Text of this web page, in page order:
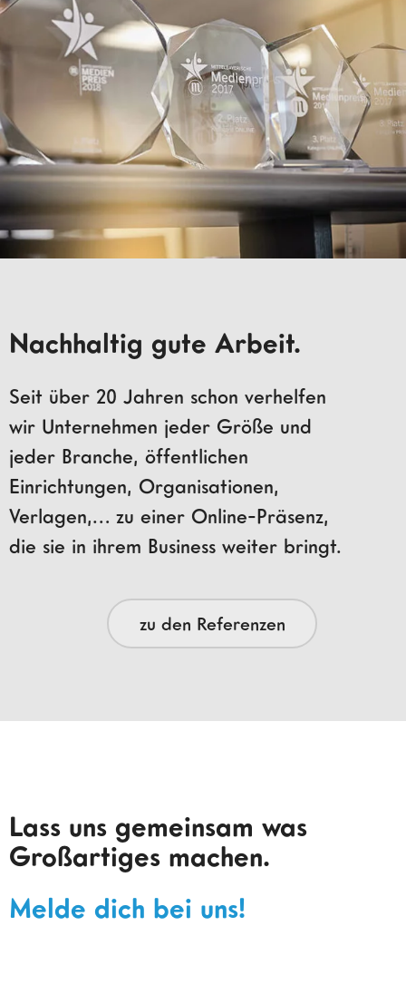
Nachhaltig gute Arbeit.
Seit über 20 Jahren schon verhelfen
wir Unternehmen jeder Größe und
jeder Branche, öffentlichen
Einrichtungen, Organisationen,
Verlagen,… zu einer Online-Präsenz,
die sie in ihrem Business weiter bringt.
zu den Referenzen
Lass uns gemeinsam was
Großartiges machen.
Melde dich bei uns!